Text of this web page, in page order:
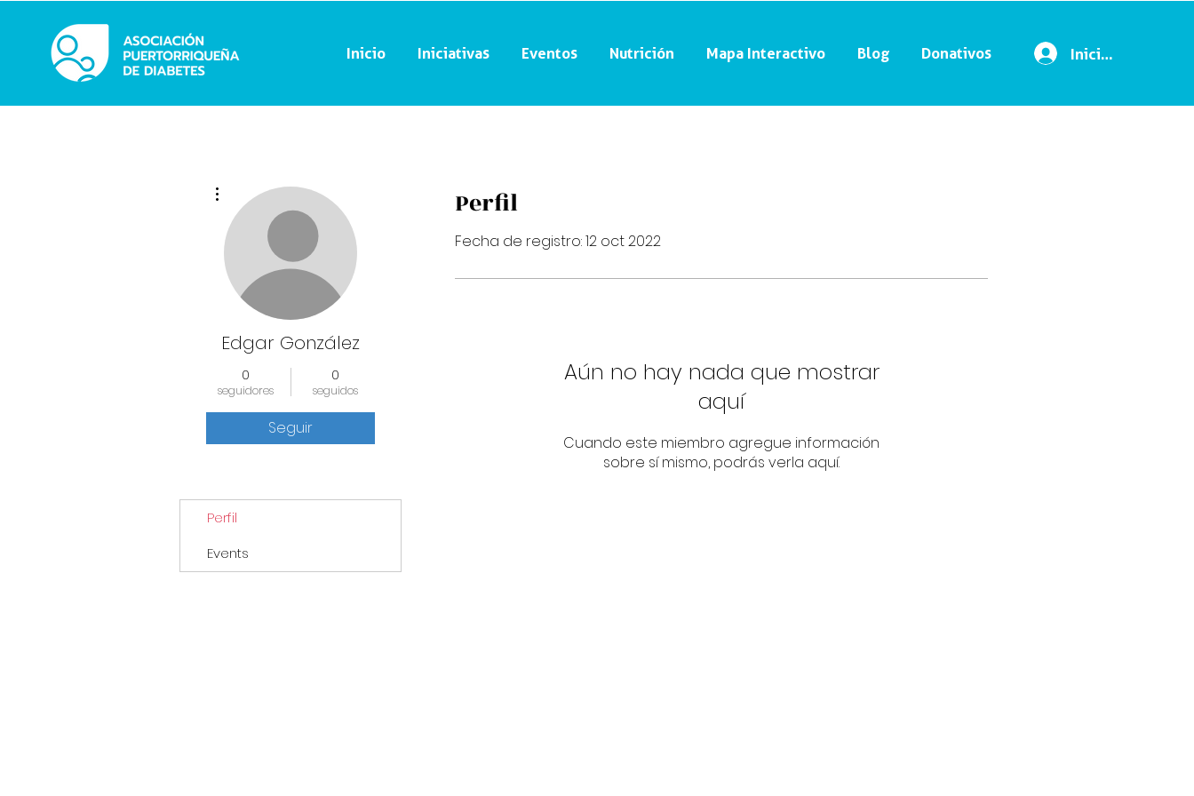
Inicio Iniciativas Eventos Nutrición Mapa Interactivo Blog Donativos Iniciar sesión
Perfil
Fecha de registro: 12 oct 2022
Aún no hay nada que mostrar
aquí
Cuando este miembro agregue información
sobre sí mismo, podrás verla aquí.
Edgar González
0
seguidores
0
seguidos
Seguir
Perfil
Events